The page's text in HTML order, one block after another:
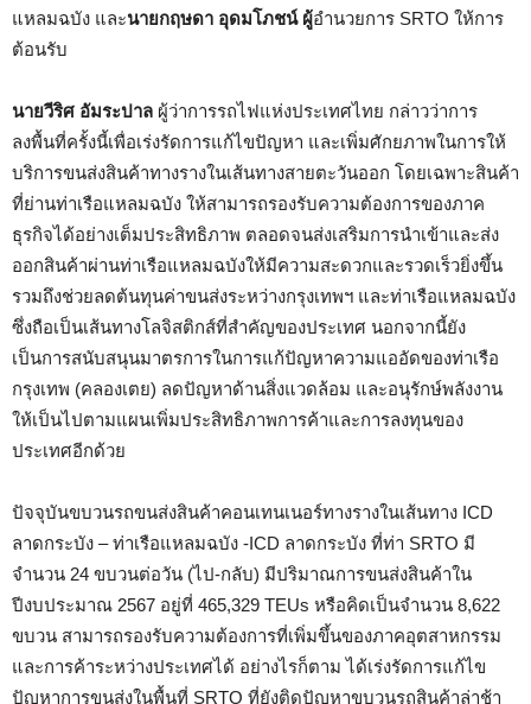
แหลมฉบัง และนายกฤษดา อุดมโภชน์ ผู้อำนวยการ SRTO ให้การ
ต้อนรับ
นายวีริศ อัมระปาล ผู้ว่าการรถไฟแห่งประเทศไทย กล่าวว่าการ
ลงพื้นที่ครั้งนี้เพื่อเร่งรัดการแก้ไขปัญหา และเพิ่มศักยภาพในการให้
บริการขนส่งสินค้าทางรางในเส้นทางสายตะวันออก โดยเฉพาะสินค้า
ที่ย่านท่าเรือแหลมฉบัง ให้สามารถรองรับความต้องการของภาค
ธุรกิจได้อย่างเต็มประสิทธิภาพ ตลอดจนส่งเสริมการนำเข้าและส่ง
ออกสินค้าผ่านท่าเรือแหลมฉบังให้มีความสะดวกและรวดเร็วยิ่งขึ้น
รวมถึงช่วยลดต้นทุนค่าขนส่งระหว่างกรุงเทพฯ และท่าเรือแหลมฉบัง
ซึ่งถือเป็นเส้นทางโลจิสติกส์ที่สำคัญของประเทศ นอกจากนี้ยัง
เป็นการสนับสนุนมาตรการในการแก้ปัญหาความแออัดของท่าเรือ
กรุงเทพ (คลองเตย) ลดปัญหาด้านสิ่งแวดล้อม และอนุรักษ์พลังงาน
ให้เป็นไปตามแผนเพิ่มประสิทธิภาพการค้าและการลงทุนของ
ประเทศอีกด้วย
ปัจจุบันขบวนรถขนส่งสินค้าคอนเทนเนอร์ทางรางในเส้นทาง ICD
ลาดกระบัง – ท่าเรือแหลมฉบัง -ICD ลาดกระบัง ที่ท่า SRTO มี
จำนวน 24 ขบวนต่อวัน (ไป-กลับ) มีปริมาณการขนส่งสินค้าใน
ปีงบประมาณ 2567 อยู่ที่ 465,329 TEUs หรือคิดเป็นจำนวน 8,622
ขบวน สามารถรองรับความต้องการที่เพิ่มขึ้นของภาคอุตสาหกรรม
และการค้าระหว่างประเทศได้ อย่างไรก็ตาม ได้เร่งรัดการแก้ไข
ปัญหาการขนส่งในพื้นที่ SRTO ที่ยังติดปัญหาขบวนรถสินค้าล่าช้า